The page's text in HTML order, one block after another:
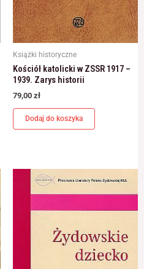
Książki historyczne
Kościół katolicki w ZSSR 1917 –
1939. Zarys historii
79,00 zł
Dodaj do koszyka